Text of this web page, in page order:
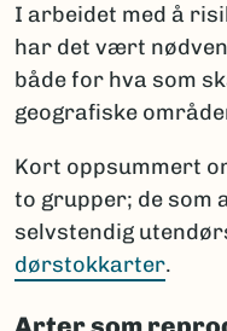
I arbeidet med å
har det vært
både for hva som
geografiske
Kort oppsummert
to grupper; de som
selvstendig
dørstokkarter.